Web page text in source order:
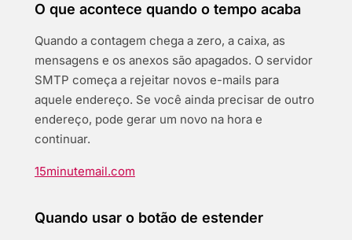
O que acontece quando o tempo acaba
Quando a contagem chega a zero, a caixa, as
mensagens e os anexos são apagados. O servidor
SMTP começa a rejeitar novos e-mails para
aquele endereço. Se você ainda precisar de outro
endereço, pode gerar um novo na hora e
continuar.
15minutemail.com
Quando usar o botão de estender